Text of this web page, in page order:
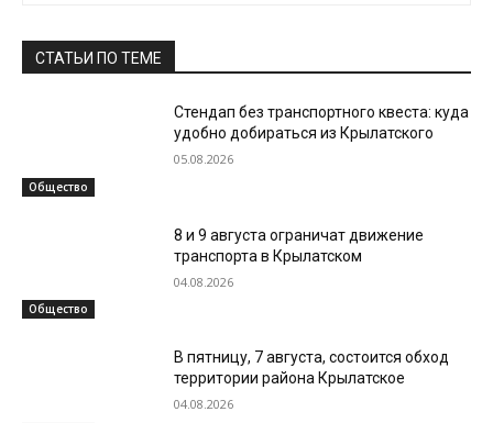
СТАТЬИ ПО ТЕМЕ
Общество
Стендап без транспортного квеста: куда
удобно добираться из Крылатского
05.08.2026
Общество
8 и 9 августа ограничат движение
транспорта в Крылатском
04.08.2026
В пятницу, 7 августа, состоится обход
территории района Крылатское
04.08.2026